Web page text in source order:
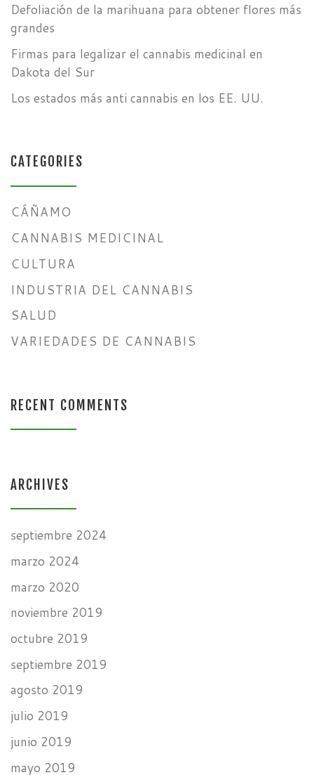
Defoliación de la marihuana para obtener flores más
grandes
Firmas para legalizar el cannabis medicinal en
Dakota del Sur
Los estados más anti cannabis en los EE. UU.
CATEGORIES
CÁÑAMO
CANNABIS MEDICINAL
CULTURA
INDUSTRIA DEL CANNABIS
SALUD
VARIEDADES DE CANNABIS
RECENT COMMENTS
ARCHIVES
septiembre 2024
marzo 2024
marzo 2020
noviembre 2019
octubre 2019
septiembre 2019
agosto 2019
julio 2019
junio 2019
mayo 2019